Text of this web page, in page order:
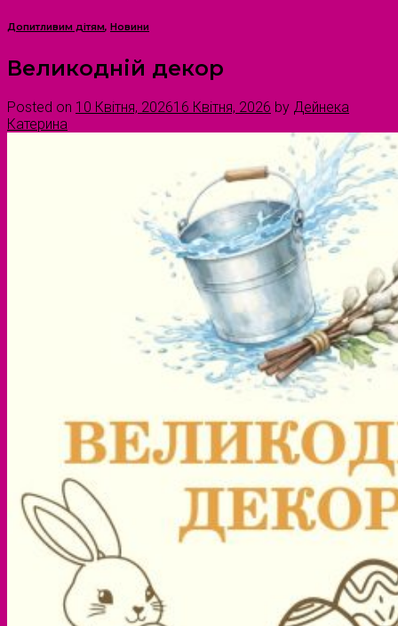
Допитливим дітям, Новини
Великодній декор
Posted on 10 Квітня, 202616 Квітня, 2026 by Дейнека
Катерина